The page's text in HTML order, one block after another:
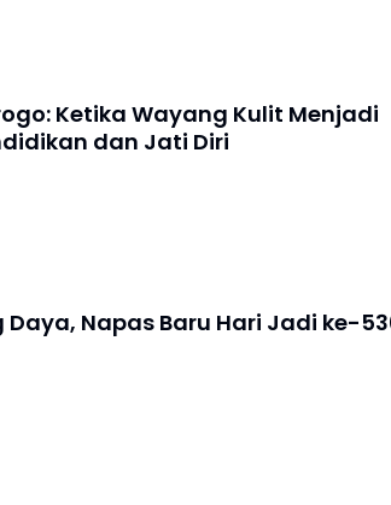
Ketika Wayang Kulit Menjadi
dan Jati Diri
Daya, Napas Baru Hari Jadi ke-